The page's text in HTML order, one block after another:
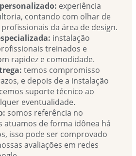
experiência
contando com olhar de
da área de design.
instalação
treinados e
rapidez e comodidade.
temos compromisso
e depois de a instalação
suporte técnico ao
eventualidade.
somos referência no
atuamos de forma idônea há
isso pode ser comprovado
avaliações em redes